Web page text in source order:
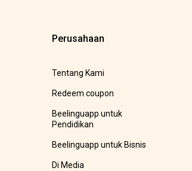
Perusahaan
Tentang Kami
Redeem coupon
Beelinguapp untuk
Pendidikan
Beelinguapp untuk Bisnis
Di Media